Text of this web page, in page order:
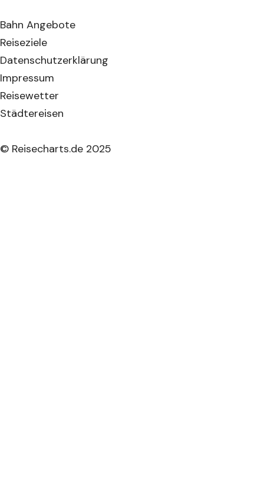
Bahn Angebote
Reiseziele
Datenschutzerklärung
Impressum
Reisewetter
Städtereisen
© Reisecharts.de 2025